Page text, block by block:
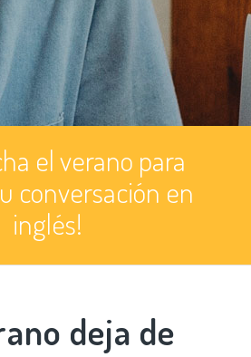
el verano para
conversación en
inglés!
deja de